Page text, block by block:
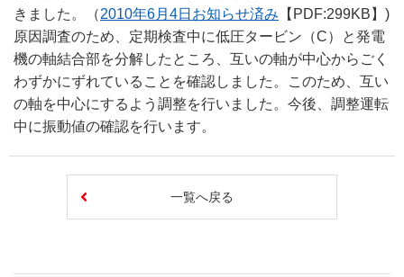
きました。（2010年6月4日お知らせ済み 【PDF:299KB】)
原因調査のため、定期検査中に低圧タービン（C）と発電
機の軸結合部を分解したところ、互いの軸が中心からごく
わずかにずれていることを確認しました。このため、互い
の軸を中心にするよう調整を行いました。今後、調整運転
中に振動値の確認を行います。
一覧へ戻る